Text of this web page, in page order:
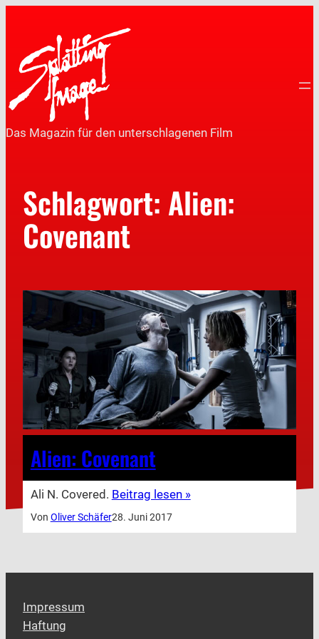
Das Magazin für den unterschlagenen Film
Schlagwort: Alien:
Covenant
Alien: Covenant
Ali N. Covered. Beitrag lesen »
Von Oliver Schäfer28. Juni 2017
Impressum
Haftung